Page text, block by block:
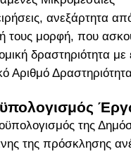
ανεξάρτητα
τους μορφή, που
δραστηριότητα με
Αριθμό
της
της πρόσκλησης